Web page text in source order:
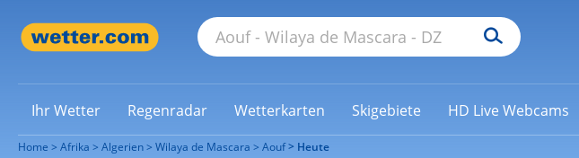
Ihr Wetter Regenradar Wetterkarten Skigebiete HD Live Webcams
Home Afrika Algerien Wilaya de Mascara Aouf Heute